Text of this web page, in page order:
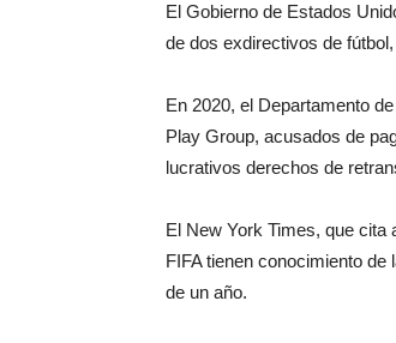
El Gobierno de Estados
de dos exdirectivos de
En 2020, el Departamento
Play Group, acusados de
lucrativos derechos de
El New York Times, que cita
FIFA tienen conocimiento
de un año.